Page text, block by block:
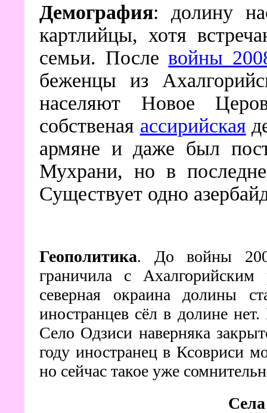
Демография: долину
картлийцы, хотя
семьи. Послевойны
беженцы из
населяют Новое
собственая ассирийская
армяне и даже был
Мухрани, но в
Существует одно
Геополитика. До войны
граничила с Ахалгорийским
северная окраина долины
иностранцев сёл в долине
Село Одзиси наверняка
году иностранец в Ксовриси
но сейчас такое уже